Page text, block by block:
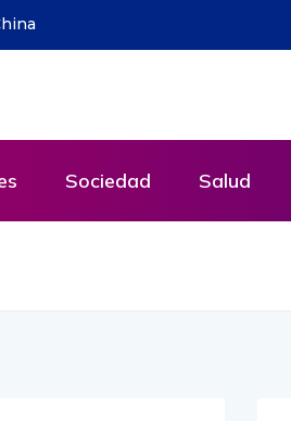
Sociedad Salud